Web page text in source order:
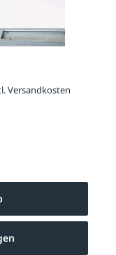
Versandkosten